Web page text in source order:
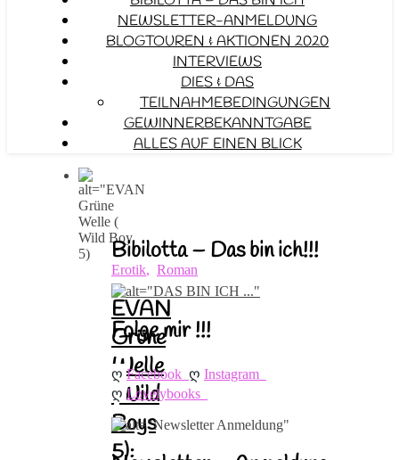
NEWSLETTER-ANMELDUNG
BLOGTOUREN & AKTIONEN 2020
INTERVIEWS
DIES & DAS
TEILNAHMEBEDINGUNGEN
GEWINNERBEKANNTGABE
ALLES AUF EINEN BLICK
Erotik, Roman
EVAN
Grüne
Welle
(Wild
Boys
5):
Bibilotta – Das bin ich!!!
Folge mir !!!
ღ Facebook ღ Instagram
ღ Lovelybooks